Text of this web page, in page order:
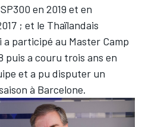
en 2019 et en
; et le Thaïlandais
participé au Master Camp
puis a couru trois ans en
et a pu disputer un
à Barcelone.